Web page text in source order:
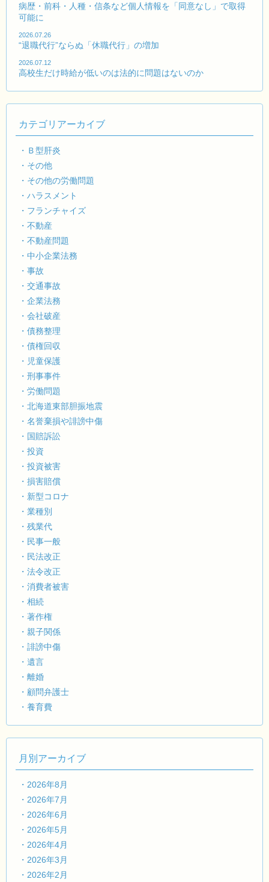
病歴・前科・人種・信条など個人情報を「同意なし」で取得
可能に
2026.07.26
“退職代行”ならぬ「休職代行」の増加
2026.07.12
高校生だけ時給が低いのは法的に問題はないのか
カテゴリアーカイブ
・Ｂ型肝炎
・その他
・その他の労働問題
・ハラスメント
・フランチャイズ
・不動産
・不動産問題
・中小企業法務
・事故
・交通事故
・企業法務
・会社破産
・債務整理
・債権回収
・児童保護
・刑事事件
・労働問題
・北海道東部胆振地震
・名誉棄損や誹謗中傷
・国賠訴訟
・投資
・投資被害
・損害賠償
・新型コロナ
・業種別
・残業代
・民事一般
・民法改正
・法令改正
・消費者被害
・相続
・著作権
・親子関係
・誹謗中傷
・遺言
・離婚
・顧問弁護士
・養育費
月別アーカイブ
・2026年8月
・2026年7月
・2026年6月
・2026年5月
・2026年4月
・2026年3月
・2026年2月